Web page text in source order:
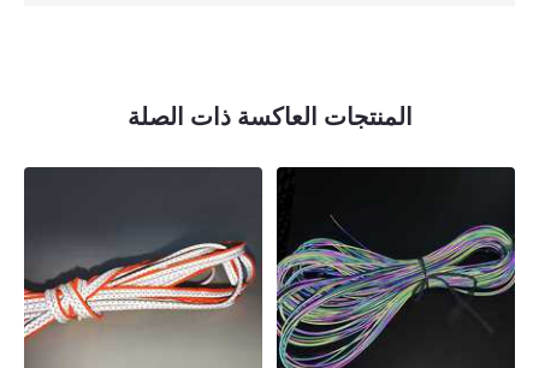
المنتجات العاكسة ذات الصلة